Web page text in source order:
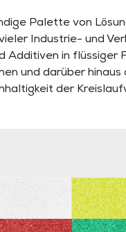
Palette von
Industrie- und
Additiven in flüssiger
und darüber
der